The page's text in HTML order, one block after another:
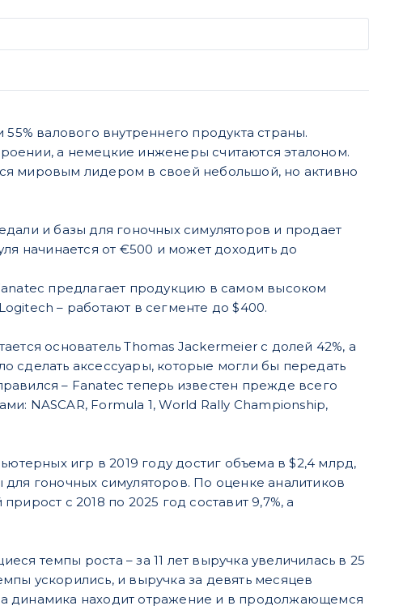
валового внутреннего продукта страны.
а немецкие инженеры считаются эталоном.
мировым лидером в своей небольшой, но активно
и базы для гоночных симуляторов и продает
начинается от €500 и может доходить до
предлагает продукцию в самом высоком
– работают в сегменте до $400.
основатель Thomas Jackermeier с долей 42%, а
сделать аксессуары, которые могли бы передать
– Fanatec теперь известен прежде всего
NASCAR, Formula 1, World Rally Championship,
игр в 2019 году достиг объема в $2,4 млрд,
гоночных симуляторов. По оценке аналитиков
с 2018 по 2025 год составит 9,7%, а
темпы роста – за 11 лет выручка увеличилась в 25
ускорились, и выручка за девять месяцев
динамика находит отражение и в продолжающемся